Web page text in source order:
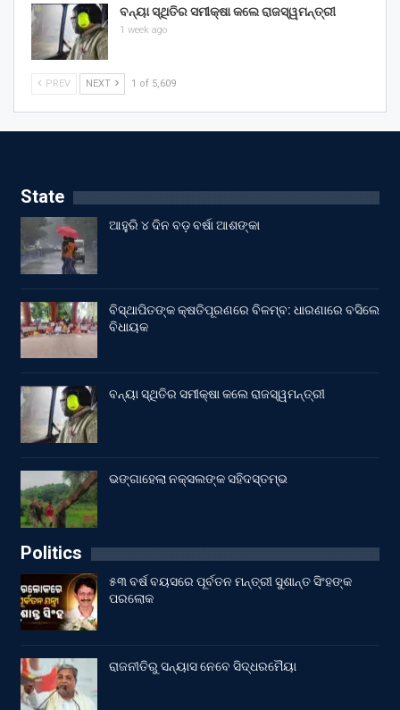
ବନ୍ୟା ସ୍ଥିତିର ସମୀକ୍ଷା କଲେ ରାଜସ୍ୱମନ୍ତ୍ରୀ
1 week ago
PREV NEXT 1 of 5,609
State
ଆହୁରି ୪ ଦିନ ବଡ଼ ବର୍ଷା ଆଶଙ୍କା
ବିସ୍ଥାପିତଙ୍କ କ୍ଷତିପୂରଣରେ ବିଳମ୍ବ: ଧାରଣାରେ ବସିଲେ
ବିଧାୟକ
ବନ୍ୟା ସ୍ଥିତିର ସମୀକ୍ଷା କଲେ ରାଜସ୍ୱମନ୍ତ୍ରୀ
ଭଙ୍ଗାହେଲା ନକ୍ସଲଙ୍କ ସହିଦସ୍ତମ୍ଭ
Politics
୫୩ ବର୍ଷ ବୟସରେ ପୂର୍ବତନ ମନ୍ତ୍ରୀ ସୁଶାନ୍ତ ସିଂହଙ୍କ
ପରଲୋକ
ରାଜନୀତିରୁ ସନ୍ୟାସ ନେବେ ସିଦ୍ଧରମୈୟା